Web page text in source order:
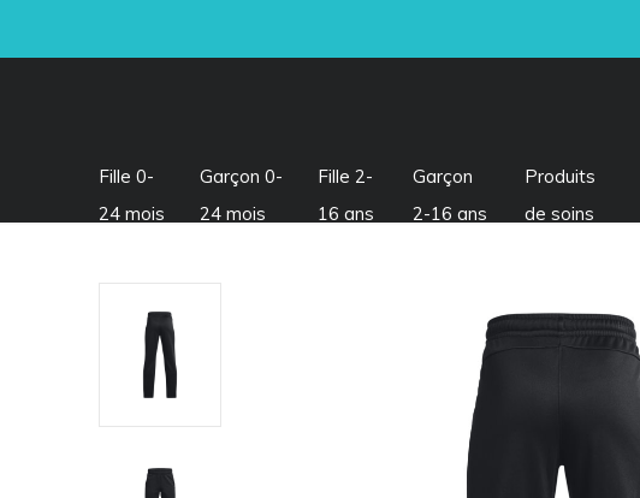
Fille 0-
24 mois
Garçon 0-
24 mois
Fille 2-
16 ans
Garçon
2-16 ans
Produits
de soins